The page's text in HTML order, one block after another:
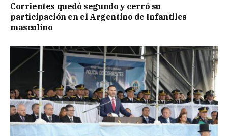
Corrientes quedó segundo y cerró su
participación en el Argentino de Infantiles
masculino